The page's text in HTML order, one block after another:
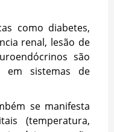
como diabetes,
renal, lesão de
são
em sistemas de
se manifesta
(temperatura,